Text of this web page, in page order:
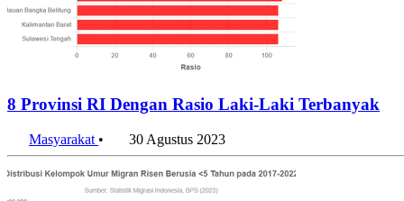
8 Provinsi RI Dengan Rasio Laki-Laki Terbanyak
Masyarakat • 30 Agustus 2023